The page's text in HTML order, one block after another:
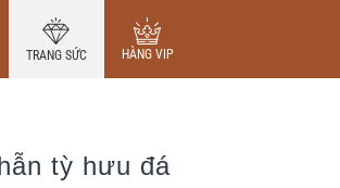
TRANG SỨC HÀNG VIP
tỳ hưu đá